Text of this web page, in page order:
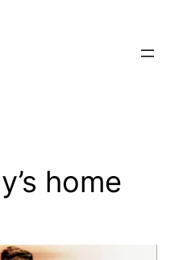
home